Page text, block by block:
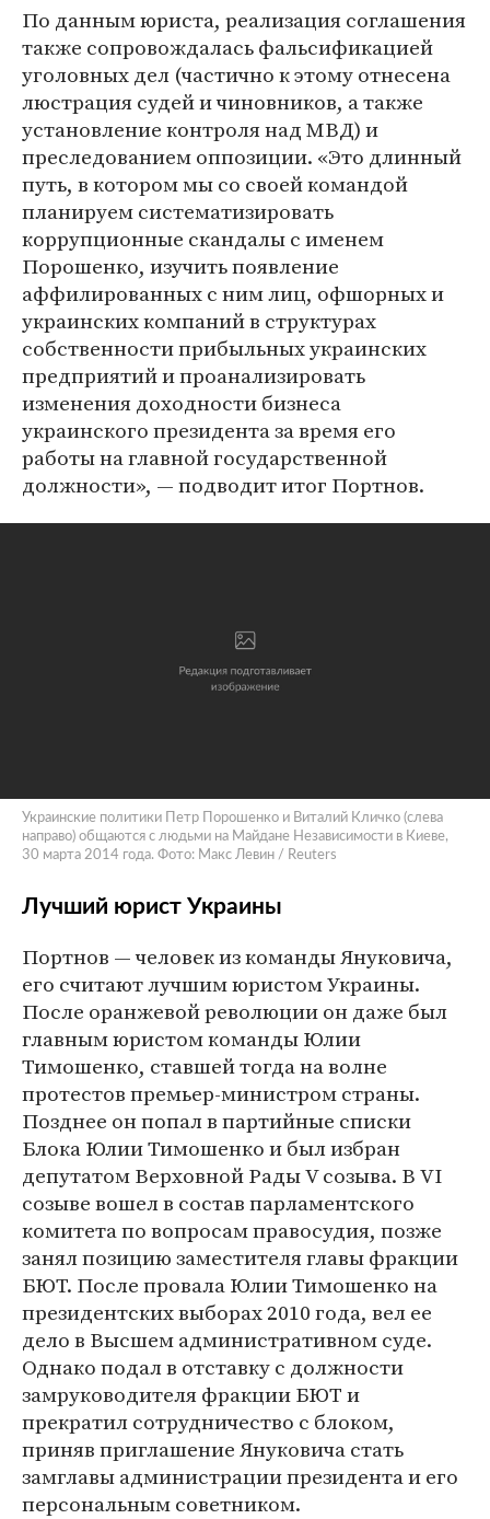
По данным юриста, реализация соглашения
также сопровождалась фальсификацией
уголовных дел (частично к этому отнесена
люстрация судей и чиновников, а также
установление контроля над МВД) и
преследованием оппозиции. «Это длинный
путь, в котором мы со своей командой
планируем систематизировать
коррупционные скандалы с именем
Порошенко, изучить появление
аффилированных с ним лиц, офшорных и
украинских компаний в структурах
собственности прибыльных украинских
предприятий и проанализировать
изменения доходности бизнеса
украинского президента за время его
работы на главной государственной
должности», — подводит итог Портнов.
Украинские политики Петр Порошенко и Виталий Кличко (слева
направо) общаются с людьми на Майдане Независимости в Киеве,
30 марта 2014 года. Фото: Макс Левин / Reuters
Лучший юрист Украины
Портнов — человек из команды Януковича,
его считают лучшим юристом Украины.
После оранжевой революции он даже был
главным юристом команды Юлии
Тимошенко, ставшей тогда на волне
протестов премьер-министром страны.
Позднее он попал в партийные списки
Блока Юлии Тимошенко и был избран
депутатом Верховной Рады V созыва. В VI
созыве вошел в состав парламентского
комитета по вопросам правосудия, позже
занял позицию заместителя главы фракции
БЮТ. После провала Юлии Тимошенко на
президентских выборах 2010 года, вел ее
дело в Высшем административном суде.
Однако подал в отставку с должности
замруководителя фракции БЮТ и
прекратил сотрудничество с блоком,
приняв приглашение Януковича стать
замглавы администрации президента и его
персональным советником.